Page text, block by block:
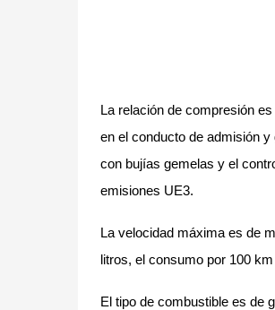
La relación de compresión
en el conducto de admisión
con bujías gemelas y el
emisiones UE3.
La velocidad máxima es de
litros, el consumo por 100
El tipo de combustible es de